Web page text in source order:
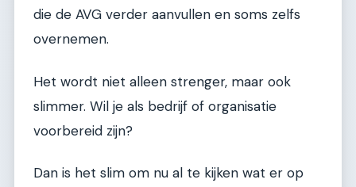
die de AVG verder aanvullen en soms zelfs
overnemen.
Het wordt niet alleen strenger, maar ook
slimmer. Wil je als bedrijf of organisatie
voorbereid zijn?
Dan is het slim om nu al te kijken wat er op